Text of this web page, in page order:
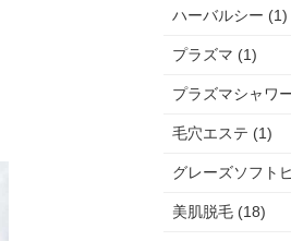
ハーバルシー (1)
プラズマ (1)
プラズマシャワ
毛穴エステ (1)
グレーズソフト
美肌脱毛 (18)